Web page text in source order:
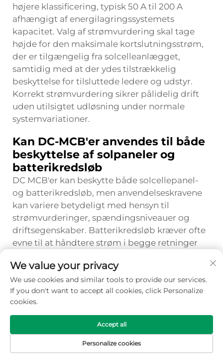
højere klassificering, typisk 50 A til 200 A
afhængigt af energilagringssystemets
kapacitet. Valg af strømvurdering skal tage
højde for den maksimale kortslutningsstrøm,
der er tilgængelig fra solcelleanlægget,
samtidig med at der ydes tilstrækkelig
beskyttelse for tilsluttede ledere og udstyr.
Korrekt strømvurdering sikrer pålidelig drift
uden utilsigtet udløsning under normale
systemvariationer.
Kan DC-MCB'er anvendes til både
beskyttelse af solpaneler og
batterikredsløb
DC MCB'er kan beskytte både solcellepanel-
og batterikredsløb, men anvendelseskravene
kan variere betydeligt med hensyn til
strømvurderinger, spændingsniveauer og
driftsegenskaber. Batterikredsløb kræver ofte
evne til at håndtere strøm i begge retninger
med beskyttelse af solcellestræng. Nogle
installationer bruger separate DC MCB'er, der
er optimeret til hver enkelt applikation, mens
andre anvender enheder, der er vurderet for de
mest krævende forhold i begge kredsløb.
Valget bør tage hensyn til de specifikke krav
for hver kredsløbstype for at sikre optimal
beskyttelse og systemydelse.
We value your privacy
We use cookies and similar tools to provide our services.
If you don't want to accept all cookies, click Personalize
cookies.
Personalize cookies
Accept all